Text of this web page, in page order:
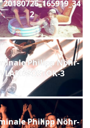
2
Philipp Nöhr-
VLADIWOSTOK-3
Philipp Nöhr-